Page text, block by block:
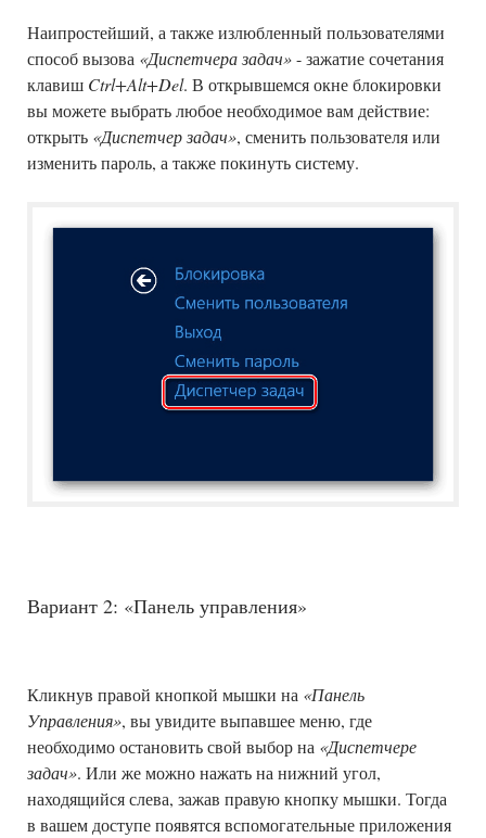
Наипростейший, а также излюбленный пользователями
способ вызова «Диспетчера задач»- зажатие сочетания
клавиш Ctrl+Alt+Del. В открывшемся окне блокировки
вы можете выбрать любое необходимое вам действие:
открыть «Диспетчер задач», сменить пользователя или
изменить пароль, а также покинуть систему.
Вариант 2: «Панель управления»
Кликнув правой кнопкой мышки на «Панель
Управления», вы увидите выпавшее меню, где
необходимо остановить свой выбор на «Диспетчере
задач». Или же можно нажать на нижний угол,
находящийся слева, зажав правую кнопку мышки. Тогда
в вашем доступе появятся вспомогательные приложения